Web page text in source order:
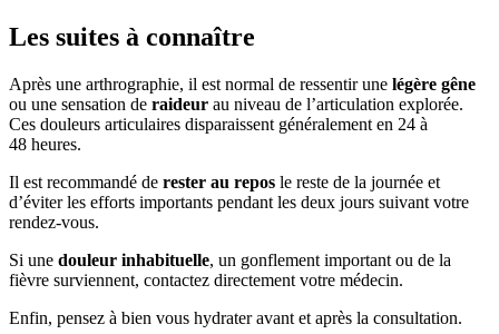
Les suites à connaître
Après une arthrographie, il est normal de ressentir une légère gêne
ou une sensation de raideur au niveau de l’articulation explorée.
Ces douleurs articulaires disparaissent généralement en 24 à
48 heures.
Il est recommandé de rester au repos le reste de la journée et
d’éviter les efforts importants pendant les deux jours suivant votre
rendez-vous.
Si une douleur inhabituelle, un gonflement important ou de la
fièvre surviennent, contactez directement votre médecin.
Enfin, pensez à bien vous hydrater avant et après la consultation.